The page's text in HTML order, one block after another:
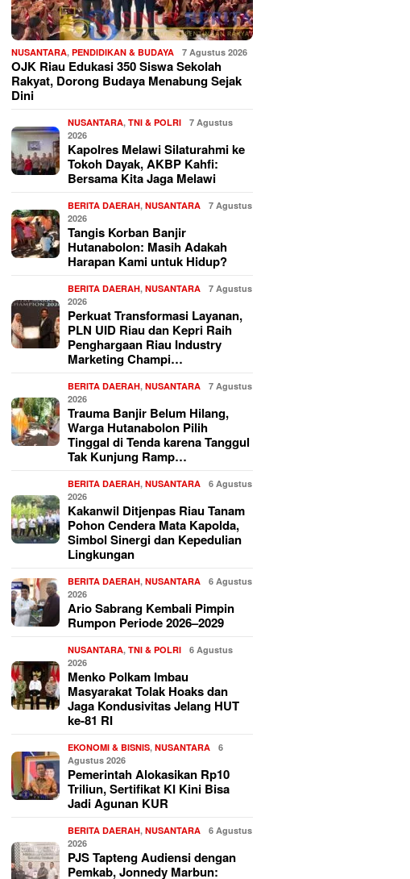
NUSANTARA,PENDIDIKAN & BUDAYA 7 Agustus 2026
OJK Riau Edukasi 350 Siswa Sekolah
Rakyat, Dorong Budaya Menabung Sejak
Dini
NUSANTARA,TNI & POLRI
7 Agustus
2026
Kapolres Melawi Silaturahmi ke
Tokoh Dayak, AKBP Kahfi:
Bersama Kita Jaga Melawi
BERITA DAERAH,NUSANTARA
7 Agustus
2026
Tangis Korban Banjir
Hutanabolon: Masih Adakah
Harapan Kami untuk Hidup?
BERITA DAERAH,NUSANTARA
7 Agustus
2026
Perkuat Transformasi Layanan,
PLN UID Riau dan Kepri Raih
Penghargaan Riau Industry
Marketing Champi…
BERITA DAERAH,NUSANTARA
7 Agustus
2026
Trauma Banjir Belum Hilang,
Warga Hutanabolon Pilih
Tinggal di Tenda karena Tanggul
Tak Kunjung Ramp…
BERITA DAERAH,NUSANTARA
6 Agustus
2026
Kakanwil Ditjenpas Riau Tanam
Pohon Cendera Mata Kapolda,
Simbol Sinergi dan Kepedulian
Lingkungan
BERITA DAERAH,NUSANTARA
6 Agustus
2026
Ario Sabrang Kembali Pimpin
Rumpon Periode 2026–2029
NUSANTARA,TNI & POLRI
6 Agustus
2026
Menko Polkam Imbau
Masyarakat Tolak Hoaks dan
Jaga Kondusivitas Jelang HUT
ke-81 RI
EKONOMI & BISNIS,NUSANTARA
6
Agustus 2026
Pemerintah Alokasikan Rp10
Triliun, Sertifikat KI Kini Bisa
Jadi Agunan KUR
BERITA DAERAH,NUSANTARA
6 Agustus
2026
PJS Tapteng Audiensi dengan
Pemkab, Jonnedy Marbun: